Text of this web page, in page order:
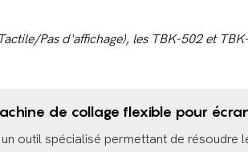
Pas d'affichage), les TBK-502 et
de collage flexible pour
outil spécialisé permettant de résoudre